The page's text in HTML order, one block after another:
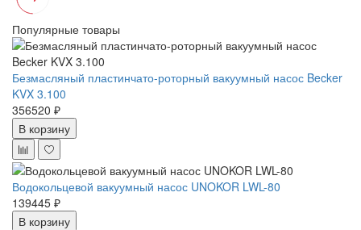
Популярные товары
Безмасляный пластинчато-роторный вакуумный насос Becker
KVX 3.100
356520 ₽
В корзину
Водокольцевой вакуумный насос UNOKOR LWL-80
139445 ₽
В корзину